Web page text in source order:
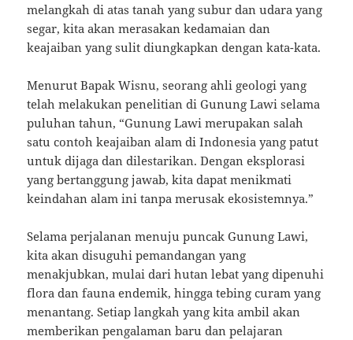
melangkah di atas tanah yang subur dan udara yang
segar, kita akan merasakan kedamaian dan
keajaiban yang sulit diungkapkan dengan kata-kata.
Menurut Bapak Wisnu, seorang ahli geologi yang
telah melakukan penelitian di Gunung Lawi selama
puluhan tahun, “Gunung Lawi merupakan salah
satu contoh keajaiban alam di Indonesia yang patut
untuk dijaga dan dilestarikan. Dengan eksplorasi
yang bertanggung jawab, kita dapat menikmati
keindahan alam ini tanpa merusak ekosistemnya.”
Selama perjalanan menuju puncak Gunung Lawi,
kita akan disuguhi pemandangan yang
menakjubkan, mulai dari hutan lebat yang dipenuhi
flora dan fauna endemik, hingga tebing curam yang
menantang. Setiap langkah yang kita ambil akan
memberikan pengalaman baru dan pelajaran